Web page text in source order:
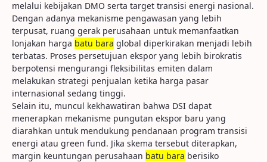
melalui kebijakan DMO serta target transisi energi nasional.
Dengan adanya mekanisme pengawasan yang lebih
terpusat, ruang gerak perusahaan untuk memanfaatkan
lonjakan harga batu bara global diperkirakan menjadi lebih
terbatas. Proses persetujuan ekspor yang lebih birokratis
berpotensi mengurangi fleksibilitas emiten dalam
melakukan strategi penjualan ketika harga pasar
internasional sedang tinggi.
Selain itu, muncul kekhawatiran bahwa DSI dapat
menerapkan mekanisme pungutan ekspor baru yang
diarahkan untuk mendukung pendanaan program transisi
energi atau green fund. Jika skema tersebut diterapkan,
margin keuntungan perusahaan batu bara berisiko